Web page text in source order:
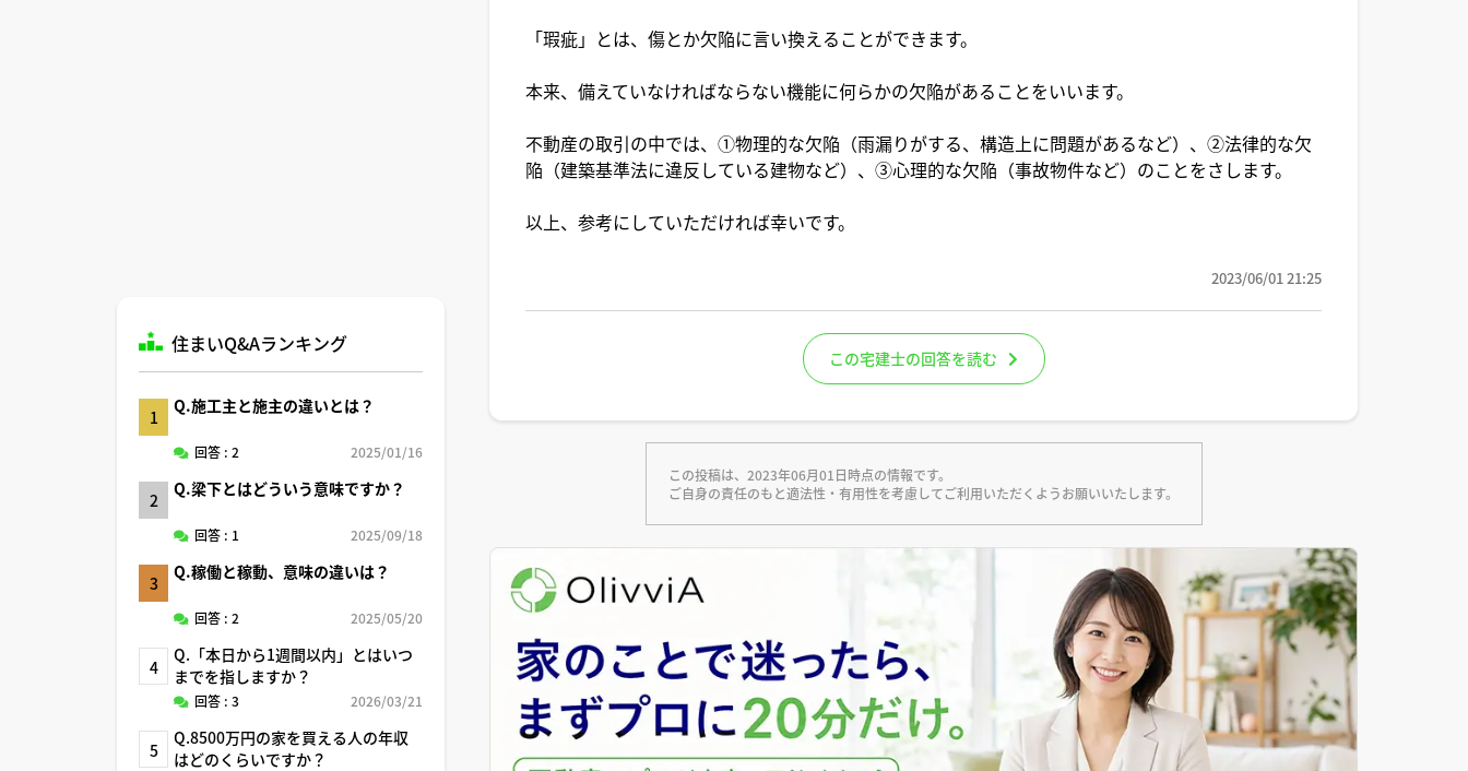
住まいQ&Aランキング
1
Q.施工主と施主の違いとは？
回答 : 2 2025/01/16
2
Q.梁下とはどういう意味ですか？
回答 : 1 2025/09/18
3
Q.稼働と稼動、意味の違いは？
回答 : 2 2025/05/20
4
Q.「本日から1週間以内」とはいつ
までを指しますか？
回答 : 3 2026/03/21
5
Q.8500万円の家を買える人の年収
はどのくらいですか？
「瑕疵」とは、傷とか欠陥に言い換えることができます。
本来、備えていなければならない機能に何らかの欠陥があることをいいます。
不動産の取引の中では、①物理的な欠陥（雨漏りがする、構造上に問題があるなど）、②法律的な欠
陥（建築基準法に違反している建物など）、③心理的な欠陥（事故物件など）のことをさします。
以上、参考にしていただければ幸いです。
2023/06/01 21:25
この宅建士の回答を読む
この投稿は、2023年06月01日時点の情報です。
ご自身の責任のもと適法性・有用性を考慮してご利用いただくようお願いいたします。